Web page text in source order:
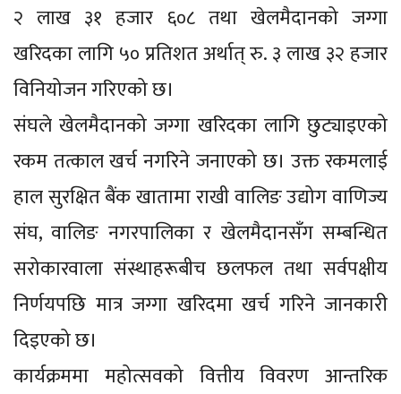
२ लाख ३१ हजार ६०८ तथा खेलमैदानको जग्गा
खरिदका लागि ५० प्रतिशत अर्थात् रु. ३ लाख ३२ हजार
विनियोजन गरिएको छ।
संघले खेलमैदानको जग्गा खरिदका लागि छुट्याइएको
रकम तत्काल खर्च नगरिने जनाएको छ। उक्त रकमलाई
हाल सुरक्षित बैंक खातामा राखी वालिङ उद्योग वाणिज्य
संघ, वालिङ नगरपालिका र खेलमैदानसँग सम्बन्धित
सरोकारवाला संस्थाहरूबीच छलफल तथा सर्वपक्षीय
निर्णयपछि मात्र जग्गा खरिदमा खर्च गरिने जानकारी
दिइएको छ।
कार्यक्रममा महोत्सवको वित्तीय विवरण आन्तरिक